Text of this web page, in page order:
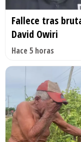
Fallece tras
David Owiri
Hace 5 horas